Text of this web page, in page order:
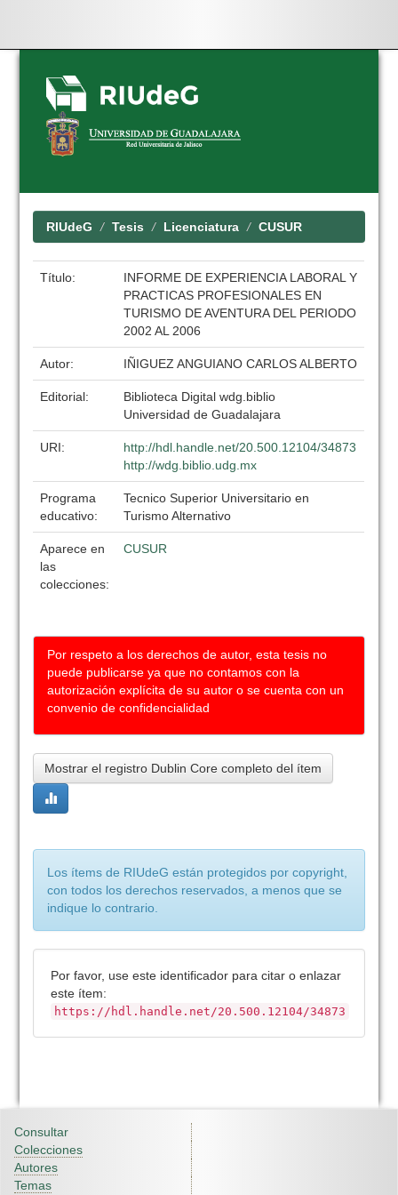
Skip
navigation
RIUdeG Tesis Licenciatura CUSUR
Título:
INFORME DE EXPERIENCIA LABORAL Y
PRACTICAS PROFESIONALES EN
TURISMO DE AVENTURA DEL PERIODO
2002 AL 2006
Autor: IÑIGUEZ ANGUIANO CARLOS ALBERTO
Editorial:
Biblioteca Digital wdg.biblio
Universidad de Guadalajara
URI:
http://hdl.handle.net/20.500.12104/34873
http://wdg.biblio.udg.mx
Programa
educativo:
Tecnico Superior Universitario en
Turismo Alternativo
Aparece en
las
colecciones:
CUSUR
Por respeto a los derechos de autor, esta tesis no
puede publicarse ya que no contamos con la
autorización explícita de su autor o se cuenta con un
convenio de confidencialidad
Mostrar el registro Dublin Core completo del ítem
Los ítems de RIUdeG están protegidos por copyright,
con todos los derechos reservados, a menos que se
indique lo contrario.
Por favor, use este identificador para citar o enlazar
este ítem:
https://hdl.handle.net/20.500.12104/34873
Consultar
Colecciones
Autores
Temas